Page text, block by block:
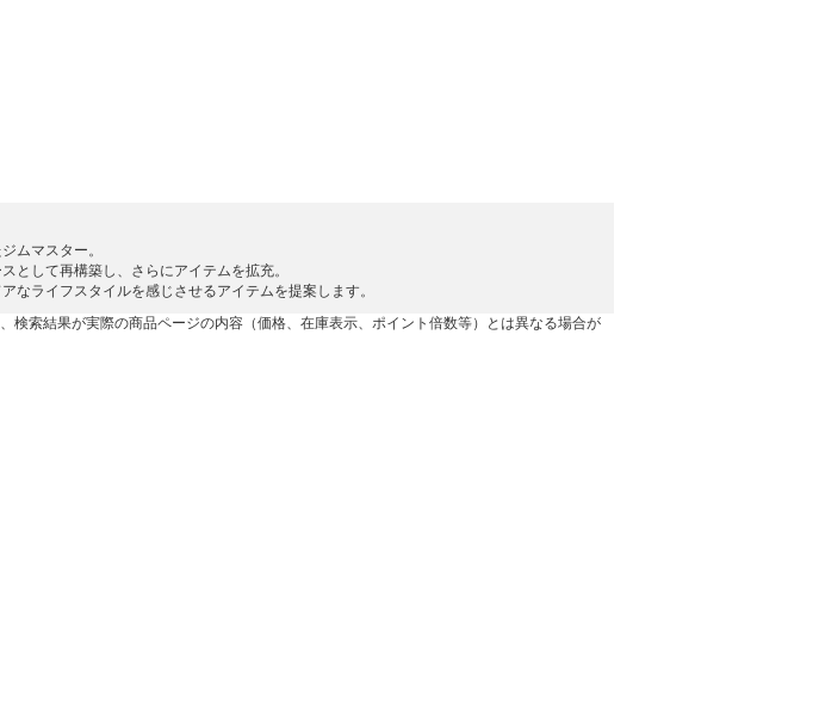
ムマスター。
として再構築し、さらにアイテムを拡充。
なライフスタイルを感じさせるアイテムを提案します。
検索結果が実際の商品ページの内容（価格、在庫表示、ポイント倍数等）とは異なる場合が